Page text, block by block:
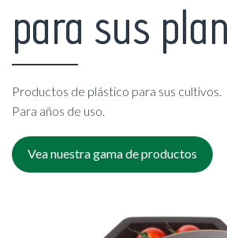
para sus
Productos de plástico para sus cultivos.
Para años de uso.
Vea nuestra gama de productos